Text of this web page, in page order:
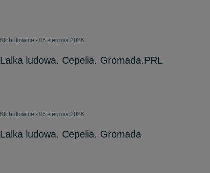
Kłobukowice - 05 sierpnia 2026
Lalka ludowa. Cepelia. Gromada.PRL
Kłobukowice - 05 sierpnia 2026
Lalka ludowa. Cepelia. Gromada